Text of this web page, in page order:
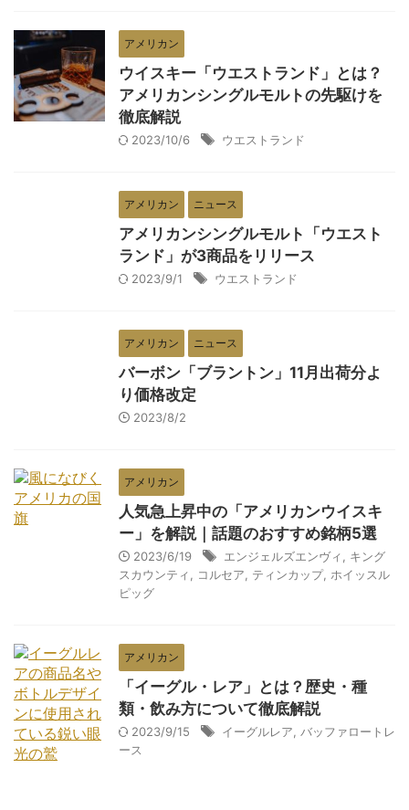
アメリカン
ウイスキー「ウエストランド」とは？
アメリカンシングルモルトの先駆けを
徹底解説
2023/10/6 ウエストランド
アメリカン ニュース
アメリカンシングルモルト「ウエスト
ランド」が3商品をリリース
2023/9/1 ウエストランド
アメリカン ニュース
バーボン「ブラントン」11月出荷分よ
り価格改定
2023/8/2
アメリカン
人気急上昇中の「アメリカンウイスキ
ー」を解説｜話題のおすすめ銘柄5選
2023/6/19 エンジェルズエンヴィ
キング
スカウンティ
コルセア ティンカップ, ホイッスル
ピッグ
アメリカン
「イーグル・レア」とは？歴史・種
類・飲み方について徹底解説
2023/9/15 イーグルレア
バッファロートレ
ース